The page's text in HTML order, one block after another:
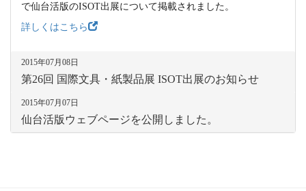
で仙台活版のISOT出展について掲載されました。
詳しくはこちら
2015年07月08日
第26回 国際文具・紙製品展 ISOT出展のお知らせ
2015年07月07日
仙台活版ウェブページを公開しました。